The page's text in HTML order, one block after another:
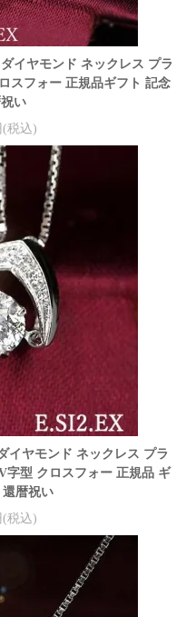
イヤモンド ネックレス プラ
スフォー 正規品ギフト 記念
い
(税込)
イヤモンド ネックレス プラ
字型 クロスフォー 正規品 ギ
暦祝い
(税込)